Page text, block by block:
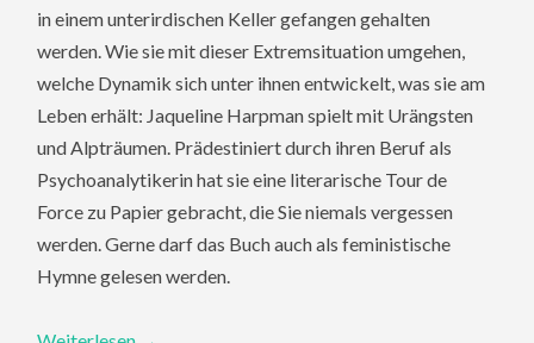
in einem unterirdischen Keller gefangen gehalten
werden. Wie sie mit dieser Extremsituation umgehen,
welche Dynamik sich unter ihnen entwickelt, was sie am
Leben erhält: Jaqueline Harpman spielt mit Urängsten
und Alpträumen. Prädestiniert durch ihren Beruf als
Psychoanalytikerin hat sie eine literarische Tour de
Force zu Papier gebracht, die Sie niemals vergessen
werden. Gerne darf das Buch auch als feministische
Hymne gelesen werden.